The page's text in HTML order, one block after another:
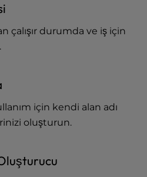
çalışır durumda ve iş için
için kendi alan adı
oluşturun.